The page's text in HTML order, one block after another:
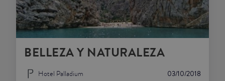
BELLEZA Y NATURALEZA
03/10/2018
Hotel Palladium